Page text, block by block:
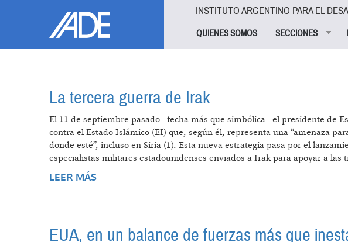
INSTITUTO ARGENTINO PARA EL
QUIENES SOMOS SECCIONES
La tercera guerra de Irak
El 11 de septiembre pasado –fecha más que simbólica– el presidente de
contra el Estado Islámico (EI) que, según él, representa una “amenaza
donde esté”, incluso en Siria (1). Esta nueva estrategia pasa por el
especialistas militares estadounidenses enviados a Irak para apoyar a
LEER MÁS
EUA, en un balance de fuerzas más que